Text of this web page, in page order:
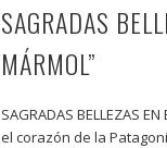
SAGRADAS
MÁRMOL”
SAGRADAS BELLEZAS
el corazón de la